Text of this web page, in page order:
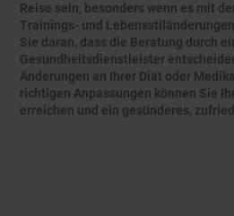
Reise sein, besonders wenn es mit
Trainings- und
Sie daran, dass die Beratung durch
Gesundheitsdienstleister
Änderungen an Ihrer Diät oder
richtigen Anpassungen können Sie
erreichen und ein gesünderes,